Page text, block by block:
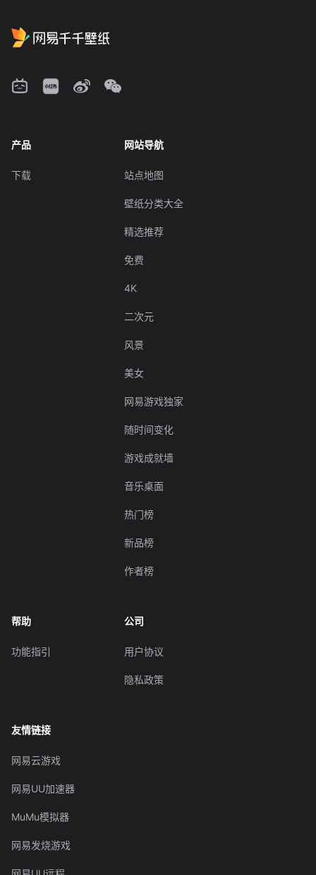
产品
下载
网站导航
站点地图
壁纸分类大全
精选推荐
免费
4K
二次元
风景
美女
网易游戏独家
随时间变化
游戏成就墙
音乐桌面
热门榜
新品榜
作者榜
帮助
功能指引
公司
用户协议
隐私政策
友情链接
网易云游戏
网易UU加速器
MuMu模拟器
网易发烧游戏